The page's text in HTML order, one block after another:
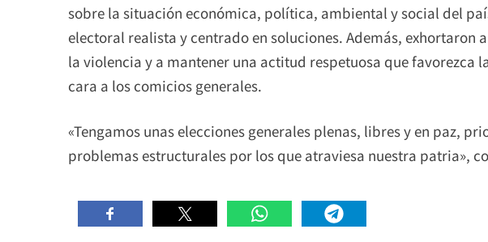
sobre la situación económica, política, ambiental y social del
electoral realista y centrado en soluciones. Además, exhortaron
la violencia y a mantener una actitud respetuosa que favorezca
cara a los comicios generales.
«Tengamos unas elecciones generales plenas, libres y en paz,
problemas estructurales por los que atraviesa nuestra patria»,